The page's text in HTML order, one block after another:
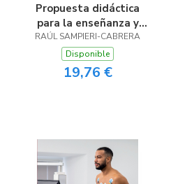
Propuesta didáctica
para la enseñanza y
aprendizaje de
conceptos
fundamentales de la
fisiología
RAÚL SAMPIERI-CABRERA
Disponible
19,76 €